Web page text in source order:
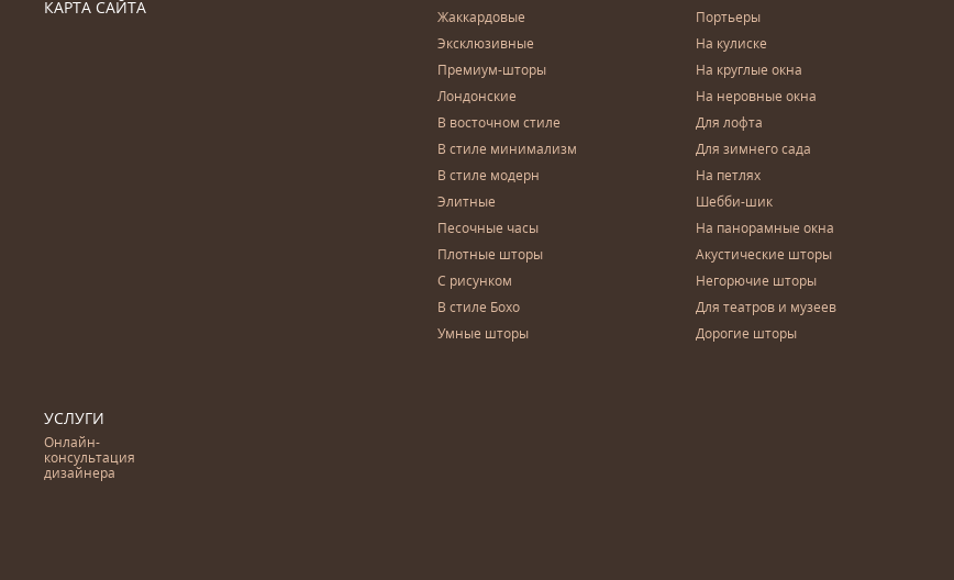
КАРТА САЙТА
УСЛУГИ
Онлайн-
консультация
дизайнера
Жаккардовые
Эксклюзивные
Премиум-шторы
Лондонские
В восточном стиле
В стиле минимализм
В стиле модерн
Элитные
Песочные часы
Плотные шторы
С рисунком
В стиле Бохо
Умные шторы
Портьеры
На кулиске
На круглые окна
На неровные окна
Для лофта
Для зимнего сада
На петлях
Шебби-шик
На панорамные окна
Акустические шторы
Негорючие шторы
Для театров и музеев
Дорогие шторы